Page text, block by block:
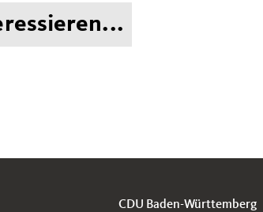
CDU Baden-Württemberg